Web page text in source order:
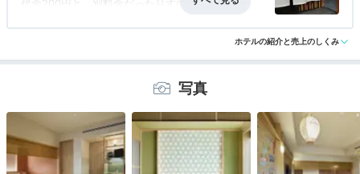
代金200円と、別料金だったりすので、札幌とかほ
アクセス 4.0 コスパ 3.0 客室 3.5 接客対応 3.5 風呂 3.0
ホテルの紹介と売上のしくみ
写真